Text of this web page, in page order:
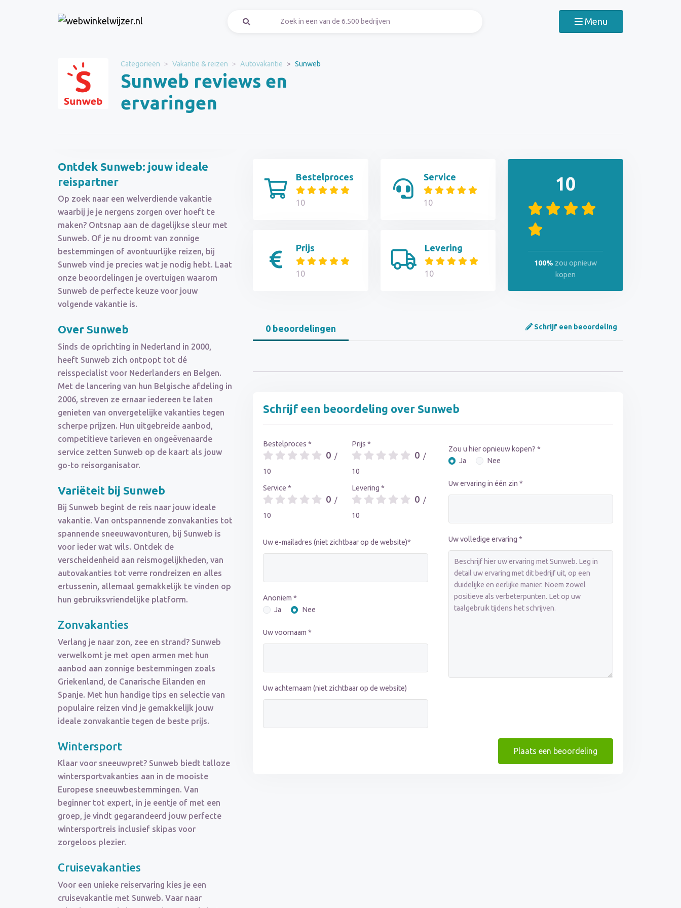
Menu
Categorieën Vakantie & reizen Autovakantie Sunweb
Sunweb reviews en
ervaringen
Sunweb
Categorie
Vakantie & reizen
Ontdek Sunweb: jouw ideale
reispartner
Op zoek naar een welverdiende vakantie
waarbij je je nergens zorgen over hoeft te
maken? Ontsnap aan de dagelijkse sleur met
Sunweb. Of je nu droomt van zonnige
bestemmingen of avontuurlijke reizen, bij
Sunweb vind je precies wat je nodig hebt. Laat
onze beoordelingen je overtuigen waarom
Sunweb de perfecte keuze voor jouw
volgende vakantie is.
Over Sunweb
Sinds de oprichting in Nederland in 2000,
heeft Sunweb zich ontpopt tot dé
reisspecialist voor Nederlanders en Belgen.
Met de lancering van hun Belgische afdeling in
2006, streven ze ernaar iedereen te laten
genieten van onvergetelijke vakanties tegen
scherpe prijzen. Hun uitgebreide aanbod,
competitieve tarieven en ongeëvenaarde
service zetten Sunweb op de kaart als jouw
go-to reisorganisator.
Variëteit bij Sunweb
Bij Sunweb begint de reis naar jouw ideale
vakantie. Van ontspannende zonvakanties tot
spannende sneeuwavonturen, bij Sunweb is
voor ieder wat wils. Ontdek de
verscheidenheid aan reismogelijkheden, van
autovakanties tot verre rondreizen en alles
ertussenin, allemaal gemakkelijk te vinden op
hun gebruiksvriendelijke platform.
Zonvakanties
Verlang je naar zon, zee en strand? Sunweb
verwelkomt je met open armen met hun
aanbod aan zonnige bestemmingen zoals
Griekenland, de Canarische Eilanden en
Spanje. Met hun handige tips en selectie van
populaire reizen vind je gemakkelijk jouw
ideale zonvakantie tegen de beste prijs.
Wintersport
Klaar voor sneeuwpret? Sunweb biedt talloze
wintersportvakanties aan in de mooiste
Europese sneeuwbestemmingen. Van
beginner tot expert, in je eentje of met een
groep, je vindt gegarandeerd jouw perfecte
wintersportreis inclusief skipas voor
zorgeloos plezier.
Cruisevakanties
Voor een unieke reiservaring kies je een
cruisevakantie met Sunweb. Vaar naar
Bestelproces
10
Prijs
10
Service
10
Levering
10
10
100% zou opnieuw
kopen
0 beoordelingen Schrijf een beoordeling
Schrijf een beoordeling over Sunweb
Bestelproces *
0 /
10
Service *
0 /
10
Prijs *
0 /
10
Levering *
0 /
10
Uw e-mailadres (niet zichtbaar op de website)*
Anoniem *
Ja
Nee
Uw voornaam *
Uw achternaam (niet zichtbaar op de website)
Zou u hier opnieuw kopen? *
Ja
Nee
Uw ervaring in één zin *
Uw volledige ervaring *
Plaats een beoordeling